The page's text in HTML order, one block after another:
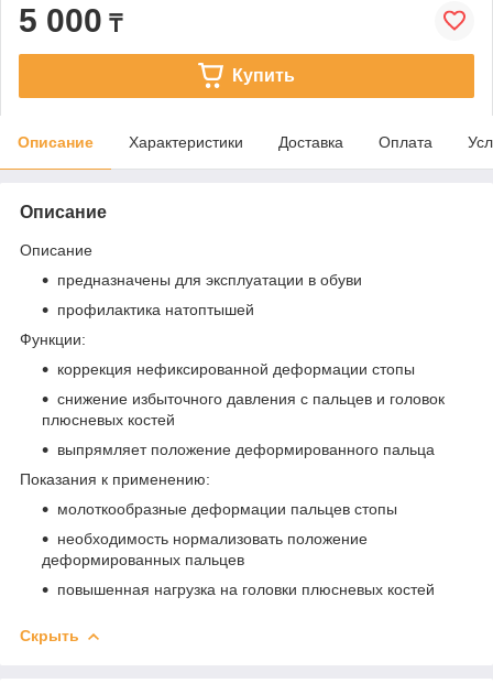
5 000 ₸
Купить
Описание Характеристики Доставка Оплата
Описание
Описание
предназначены для эксплуатации в обуви
профилактика натоптышей
Функции:
коррекция нефиксированной деформации стопы
снижение избыточного давления с пальцев и головок
плюсневых костей
выпрямляет положение деформированного пальца
Показания к применению:
молоткообразные деформации пальцев стопы
необходимость нормализовать положение
деформированных пальцев
повышенная нагрузка на головки плюсневых костей
Скрыть